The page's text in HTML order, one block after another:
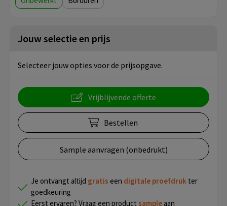
Jouw selectie en prijs
Selecteer jouw opties voor de prijsopgave.
Vrijblijvende offerte
Bestellen
Sample aanvragen (onbedrukt)
Je ontvangt altijd gratis een digitale proefdruk ter
goedkeuring
Eerst ervaren? Vraag een product sample aan